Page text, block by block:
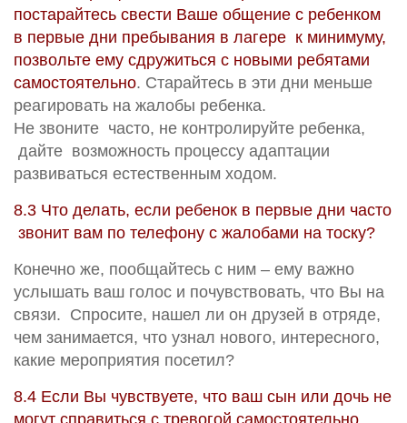
постарайтесь свести Ваше общение с ребенком
в первые дни пребывания в лагере к минимуму,
позвольте ему сдружиться с новыми ребятами
самостоятельно. Старайтесь в эти дни меньше
реагировать на жалобы ребенка.
Не звоните часто, не контролируйте ребенка,
дайте возможность процессу адаптации
развиваться естественным ходом.
8.3 Что делать, если ребенок в первые дни часто
звонит вам по телефону с жалобами на тоску?
Конечно же, пообщайтесь с ним – ему важно
услышать ваш голос и почувствовать, что Вы на
связи. Спросите, нашел ли он друзей в отряде,
чем занимается, что узнал нового, интересного,
какие мероприятия посетил?
8.4 Если Вы чувствуете, что ваш сын или дочь не
могут справиться с тревогой самостоятельно,